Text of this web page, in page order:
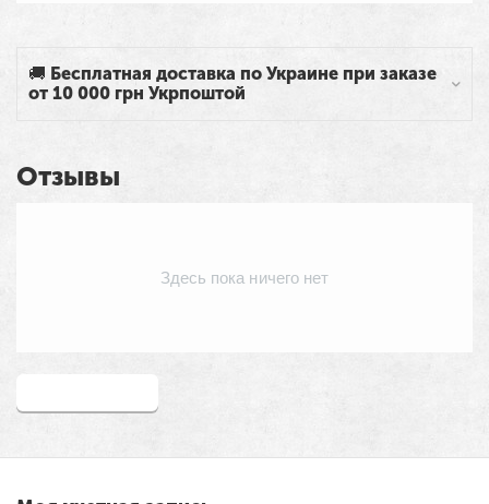
🚚 Бесплатная доставка по Украине при заказе
от 10 000 грн Укрпоштой
Отзывы
Здесь пока ничего нет